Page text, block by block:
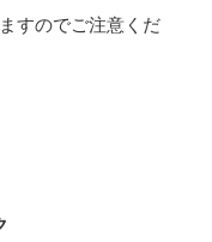
すのでご注意くだ